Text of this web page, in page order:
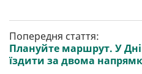
Попередня стаття:
Плануйте маршрут. У
їздити за двома